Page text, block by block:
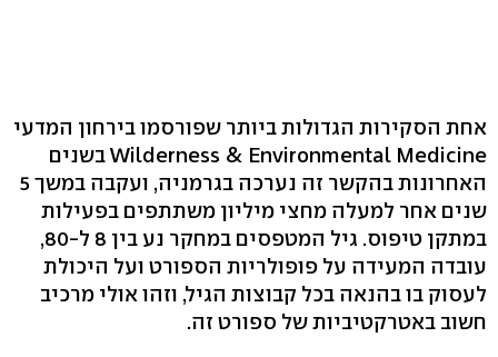
אחת הסקירות הגדולות ביותר שפורסמו בירחון המדעי
Wilderness & Environmental Medicine בשנים
האחרונות בהקשר זה נערכה בגרמניה, ועקבה במשך 5
שנים אחר למעלה מחצי מיליון משתתפים בפעילות
במתקן טיפוס. גיל המטפסים במחקר נע בין 8 ל-80,
עובדה המעידה על פופולריות הספורט ועל היכולת
לעסוק בו בהנאה בכל קבוצות הגיל, וזהו אולי מרכיב
חשוב באטרקטיביות של ספורט זה.